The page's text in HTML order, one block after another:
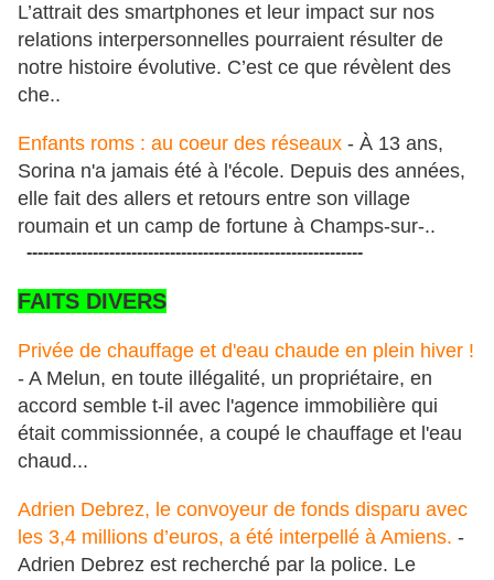
L’attrait des smartphones et leur impact sur nos
relations interpersonnelles pourraient résulter de
notre histoire évolutive. C’est ce que révèlent des
che..
Enfants roms : au coeur des réseaux - À 13 ans,
Sorina n'a jamais été à l'école. Depuis des années,
elle fait des allers et retours entre son village
roumain et un camp de fortune à Champs-sur-..
-------------------------------------------------------------
FAITS DIVERS
Privée de chauffage et d'eau chaude en plein hiver !
- A Melun, en toute illégalité, un propriétaire, en
accord semble t-il avec l'agence immobilière qui
était commissionnée, a coupé le chauffage et l'eau
chaud...
Adrien Debrez, le convoyeur de fonds disparu avec
les 3,4 millions d’euros, a été interpellé à Amiens. -
Adrien Debrez est recherché par la police. Le